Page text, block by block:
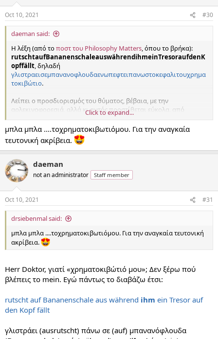
s
:
Oct 10, 2021 #30
daeman said:
Η λέξη (από τοποστ του Philosophy Matters, όπου το βρήκα):
rutschtaufBananenschaleauswährendihmeinTresoraufdenK
opffällt, δηλαδή
γλιστραεισεμπανανοφλουδαενωπεφτειπανωστοκεφαλιτουχρημα
τοκιβώτιο.
Λείπει ο προσδιορισμός του θύματος, βέβαια, με την
αρλεκινοφορεσιά, αλλά κι αυτός προστίθεται εύκολα, από
γερμανόφωνους τουλάχιστον.
Click to expand...
μπλα μπλα ....τοχρηματοκιβωτιόμου. Για την αναγκαία
τευτονική ακρίβεια.
daeman
not an administrator Staff member
Oct 10, 2021 #31
drsiebenmal said:
μπλα μπλα ....τοχρηματοκιβωτιόμου. Για την αναγκαία τευτονική
ακρίβεια.
Herr Doktor, γιατί «χρηματοκιβώτιό μου»; Δεν ξέρω πού
βλέπεις το mein. Εγώ πάντως το διαβάζω έτσι:
rutscht auf Bananenschale aus während ihm ein Tresor auf
den Kopf fällt
γλιστράει (ausrutscht) πάνω σε (auf) μπανανόφλουδα